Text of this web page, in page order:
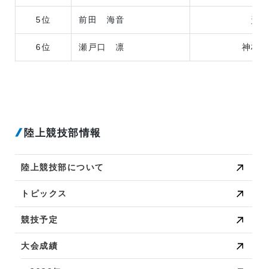
5位 前田 海音 資
6位 瀬戸口 凛 神村
陸上競技部情報
陸上競技部について
トピックス
競技予定
大会成績